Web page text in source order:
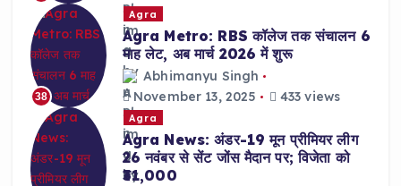
38
Agra
Agra Metro: RBS कॉलेज तक संचालन 6
माह लेट, अब मार्च 2026 में शुरू
Abhimanyu Singh
November 13, 2025
433 views
Agra
Agra News: अंडर-19 मून प्रीमियर लीग
26 नवंबर से सेंट जोंस मैदान पर; विजेता को
₹31,000